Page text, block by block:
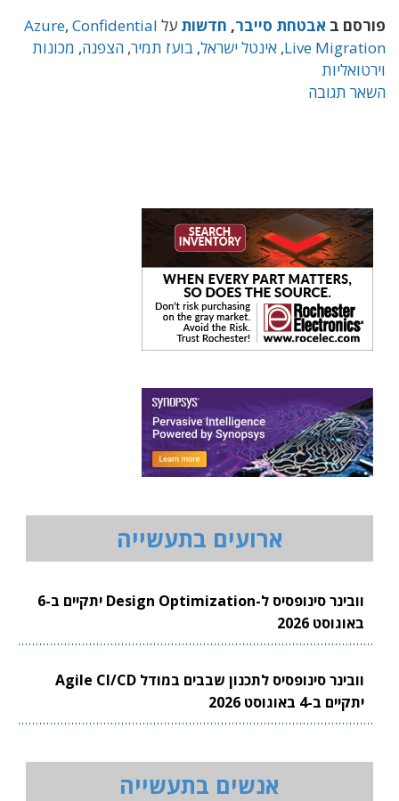
פורסם ב אבטחת סייבר, חדשות על Azure, Confidential
Live Migration
, אינטל ישראל, בועז תמיר, הצפנה, מכונות
וירטואליות
השאר תגובה
ארועים בתעשייה
וובינר סינופסיס ל-Design Optimization יתקיים ב-6
באוגוסט 2026
וובינר סינופסיס לתכנון שבבים במודל Agile CI/CD
יתקיים ב-4 באוגוסט 2026
אנשים בתעשייה